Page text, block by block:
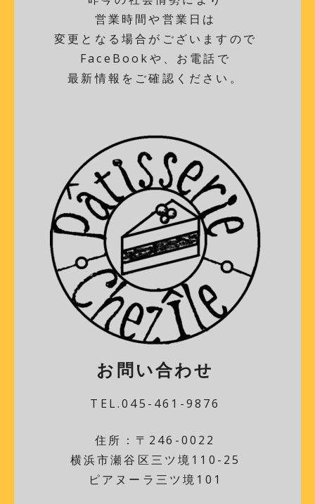
営業時間や営業日は
変更となる場合がございますので
FaceBookや、お電話で
最新情報をご確認ください。
お問い合わせ
TEL.045-461-9876
住所：〒246-0022
横浜市瀬谷区三ツ境110-25
ピアヌーラ三ツ境101